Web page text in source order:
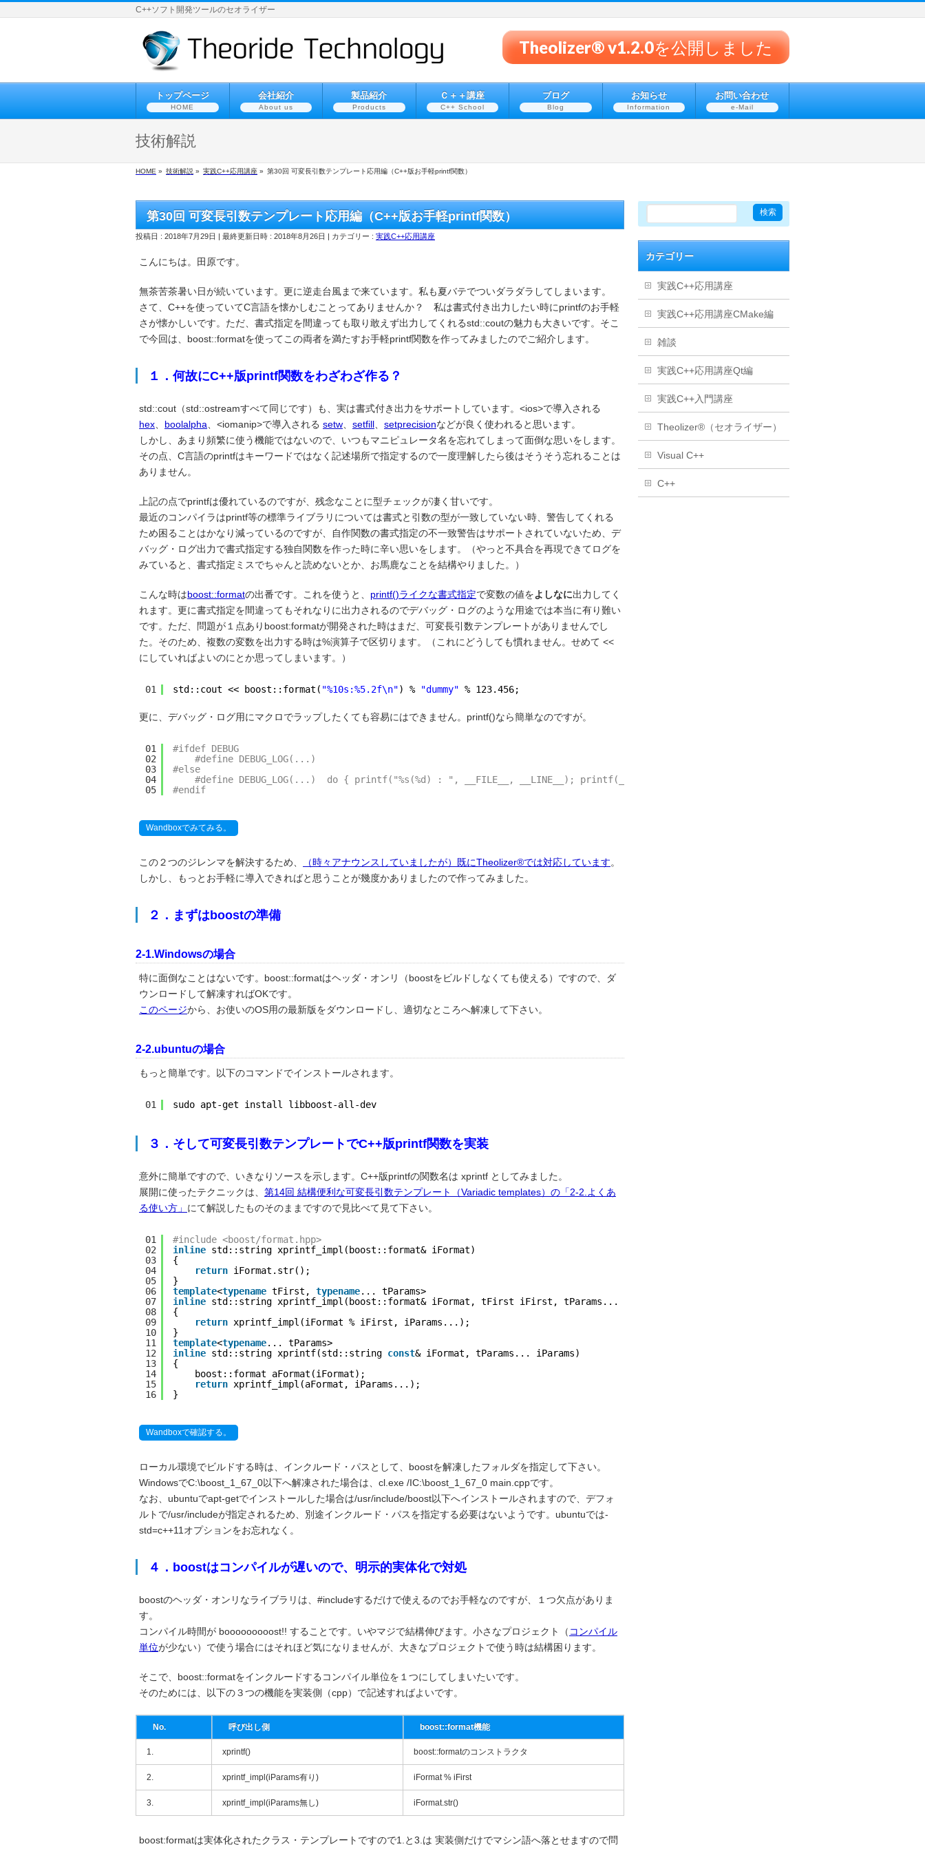
C++ソフト開発ツールのセオライザー
Theolizer® v1.2.0を公開しました
トップページ
HOME
会社紹介
About us
製品紹介
Products
Ｃ＋＋講座
C++ School
ブログ
Blog
お知らせ
Information
お問い合わせ
e-Mail
技術解説
HOME » 技術解説 » 実践C++応用講座 » 第30回 可変長引数テンプレート応用編（C++版お手軽printf関数）
第30回 可変長引数テンプレート応用編（C++版お手軽printf関数）
投稿日 : 2018年7月29日 最終更新日時 : 2018年8月26日 カテゴリー : 実践C++応用講座
こんにちは。田原です。
無茶苦茶暑い日が続いています。更に逆走台風まで来ています。私も夏バテでついダラダラしてしまいます。
さて、C++を使っていてC言語を懐かしむことってありませんか？ 私は書式付き出力したい時にprintfのお手軽
さが懐かしいです。ただ、書式指定を間違っても取り敢えず出力してくれるstd::coutの魅力も大きいです。そこ
で今回は、boost::formatを使ってこの両者を満たすお手軽printf関数を作ってみましたのでご紹介します。
１．何故にC++版printf関数をわざわざ作る？
std::cout（std::ostreamすべて同じです）も、実は書式付き出力をサポートしています。 <ios>で導入される
hex
boolalpha <iomanip>で導入される setw setfill setprecisionなどが良く使われると思います。
しかし、あまり頻繁に使う機能ではないので、いつもマニピュレータ名を忘れてしまって面倒な思いをします。
その点、C言語のprintfはキーワードではなく記述場所で指定するので一度理解したら後はそうそう忘れることは
ありません。
上記の点でprintfは優れているのですが、残念なことに型チェックが凄く甘いです。
最近のコンパイラはprintf等の標準ライブラリについては書式と引数の型が一致していない時、警告してくれる
ため困ることはかなり減っているのですが、自作関数の書式指定の不一致警告はサポートされていないため、デ
バッグ・ログ出力で書式指定する独自関数を作った時に辛い思いをします。（やっと不具合を再現できてログを
みていると、書式指定ミスでちゃんと読めないとか、お馬鹿なことを結構やりました。）
こんな時はboost::formatの出番です。これを使うと、 printf()ライクな書式指定で変数の値をよしなに出力してく
れます。更に書式指定を間違ってもそれなりに出力されるのでデバッグ・ログのような用途では本当に有り難い
です。ただ、問題が１点ありboost:formatが開発された時はまだ、可変長引数テンプレートがありませんでし
た。そのため、複数の変数を出力する時は%演算子で区切ります。（これにどうしても慣れません。せめて <<
にしていればよいのにとか思ってしまいます。）
01 std::cout << boost::format( "%10s:%5.2f\n") % "dummy" % 123.456;
更に、デバッグ・ログ用にマクロでラップしたくても容易にはできません。printf()なら簡単なのですが。
01
02
03
04
05
#ifdef DEBUG
#define DEBUG_LOG(...)
#else
#define DEBUG_LOG(...)  do { printf("%s(%d) : ", __FILE__, __LINE__); printf(__VA_ARGS__); } while(0)
#endif
Wandboxでみてみる。
この２つのジレンマを解決するため、 （時々アナウンスしていましたが）既にTheolizer®では対応しています。
しかし、もっとお手軽に導入できればと思うことが幾度かありましたので作ってみました。
２．まずはboostの準備
2-1.Windowsの場合
特に面倒なことはないです。boost::formatはヘッダ・オンリ（boostをビルドしなくても使える）ですので、ダ
ウンロードして解凍すればOKです。
このページから、お使いのOS用の最新版をダウンロードし、適切なところへ解凍して下さい。
2-2.ubuntuの場合
もっと簡単です。以下のコマンドでインストールされます。
01 sudo apt-get install libboost-all-dev
３．そして可変長引数テンプレートでC++版printf関数を実装
意外に簡単ですので、いきなりソースを示します。C++版printfの関数名は xprintf としてみました。
展開に使ったテクニックは、 第14回 結構便利な可変長引数テンプレート（Variadic templates）の「2-2.よくあ
る使い方」 にて解説したものそのままですので見比べて見て下さい。
01
02
03
04
05
06
07
08
09
10
11
12
13
14
15
16
#include <boost/format.hpp>
inline std::string xprintf_impl(boost::format& iFormat)
{
return iFormat.str();
}
template<typename tFirst, typename... tParams>
inline std::string xprintf_impl(boost::format& iFormat, tFirst iFirst, tParams... iParams)
{
return xprintf_impl(iFormat % iFirst, iParams...);
}
template<typename... tParams>
inline std::string xprintf(std::string const& iFormat, tParams... iParams)
{
boost::format aFormat(iFormat);
return xprintf_impl(aFormat, iParams...);
}
Wandboxで確認する。
ローカル環境でビルドする時は、インクルード・パスとして、boostを解凍したフォルダを指定して下さい。
WindowsでC:\boost_1_67_0以下へ解凍された場合は、 cl.exe /IC:\boost_1_67_0 main.cppです。
なお、ubuntuでapt-getでインストールした場合は/usr/include/boost以下へインストールされますので、デフォ
ルトで/usr/includeが指定されるため、別途インクルード・パスを指定する必要はないようです。ubuntuでは-
std=c++11オプションをお忘れなく。
４．boostはコンパイルが遅いので、明示的実体化で対処
boostのヘッダ・オンリなライブラリは、#includeするだけで使えるのでお手軽なのですが、１つ欠点がありま
す。
コンパイル時間が booooooooost!! することです。いやマジで結構伸びます。小さなプロジェクト（ コンパイル
単位が少ない）で使う場合にはそれほど気になりませんが、大きなプロジェクトで使う時は結構困ります。
そこで、boost::formatをインクルードするコンパイル単位を１つにしてしまいたいです。
そのためには、以下の３つの機能を実装側（cpp）で記述すればよいです。
No. 呼び出し側 boost::format機能
1. xprintf() boost::formatのコンストラクタ
2. xprintf_impl(iParams有り) iFormat % iFirst
3. xprintf_impl(iParams無し) iFormat.str()
boost:formatは実体化されたクラス・テンプレートですので1.と3.は 実装側だけでマシン語へ落とせますので問
カテゴリー
実践C++応用講座
実践C++応用講座CMake編
雑談
実践C++応用講座Qt編
実践C++入門講座
Theolizer®（セオライザー）
Visual C++
C++